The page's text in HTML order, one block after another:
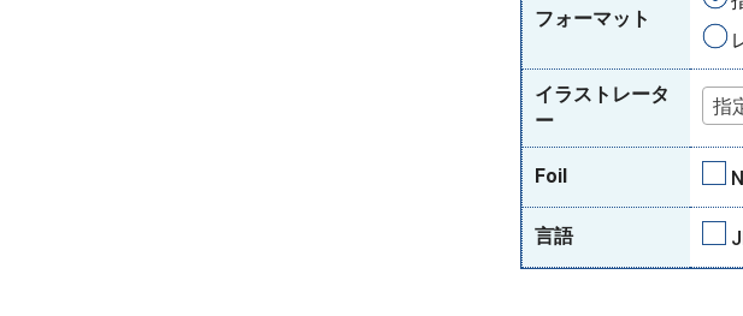
フォーマット
イラストレータ
ー
指
Foil
言語